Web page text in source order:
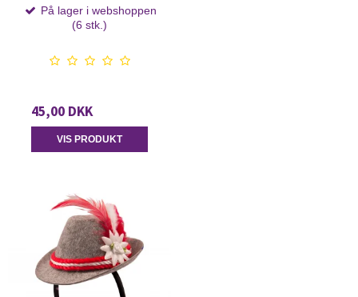
På lager i webshoppen
(6 stk.)
45,00 DKK
VIS PRODUKT